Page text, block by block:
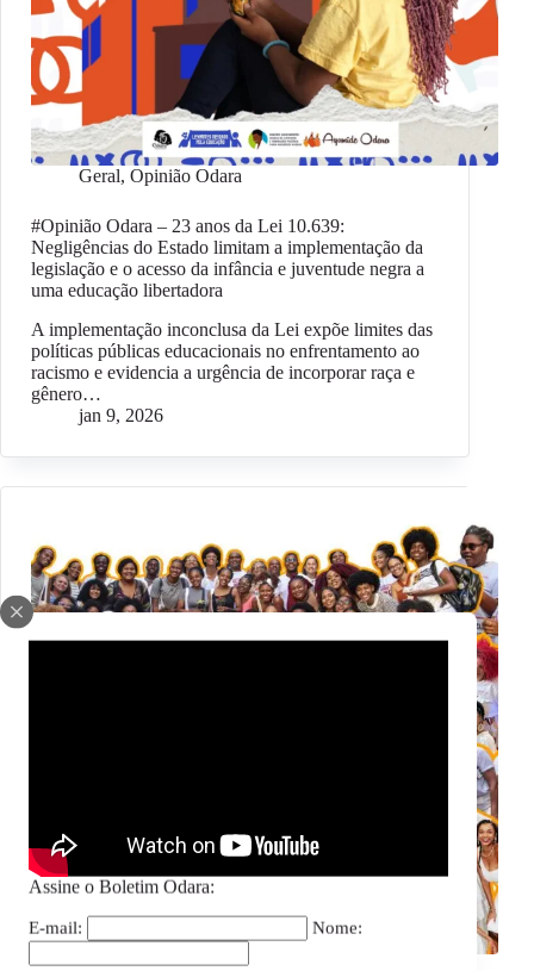
Assine o Boletim Odara:
E-mail: Nome:
Geral, Opinião Odara
#Opinião Odara – 23 anos da Lei 10.639:
Negligências do Estado limitam a implementação da
legislação e o acesso da infância e juventude negra a
uma educação libertadora
A implementação inconclusa da Lei expõe limites das
políticas públicas educacionais no enfrentamento ao
racismo e evidencia a urgência de incorporar raça e
gênero…
jan 9, 2026
Geral